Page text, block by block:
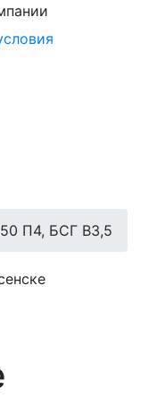
П4, БСГ В3,5